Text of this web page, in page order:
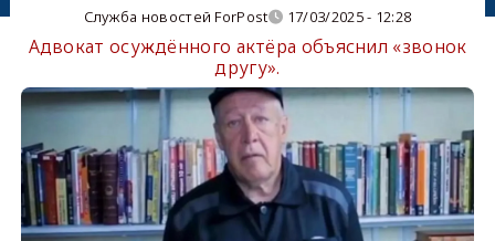
Служба новостей ForPost 17/03/2025 - 12:28
Адвокат осуждённого актёра объяснил «звонок
другу».